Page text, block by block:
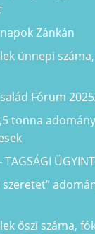
Zánkán
ünnepi
Fórum
tonna
TAGSÁGI
szeretet”
őszi száma,